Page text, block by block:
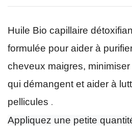
Huile Bio capillaire
formulée pour aider à
cheveux maigres,
qui démangent et aider à
pellicules .
Appliquez une petite